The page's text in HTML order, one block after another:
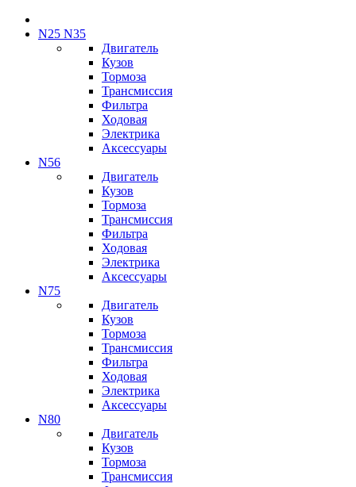
N25 N35
Двигатель
Кузов
Тормоза
Трансмиссия
Фильтра
Ходовая
Электрика
Аксессуары
N56
Двигатель
Кузов
Тормоза
Трансмиссия
Фильтра
Ходовая
Электрика
Аксессуары
N75
Двигатель
Кузов
Тормоза
Трансмиссия
Фильтра
Ходовая
Электрика
Аксессуары
N80
Двигатель
Кузов
Тормоза
Трансмиссия